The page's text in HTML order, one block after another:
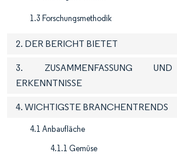
1.3 Forschungsmethodik
2. DER BERICHT BIETET
3. ZUSAMMENFASSUNG
ERKENNTNISSE
4. WICHTIGSTE BRANCHENTRENDS
4.1 Anbaufläche
4.1.1 Gemüse